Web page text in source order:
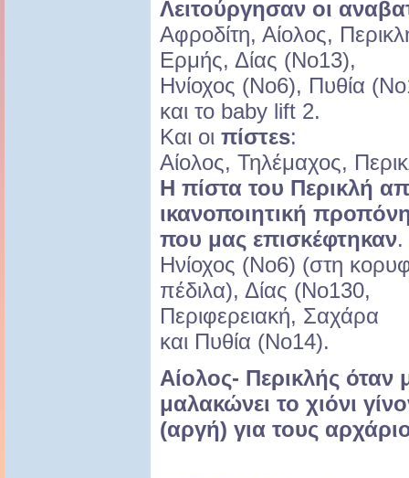
Λειτούργησαν οι
Αφροδίτη, Αίολος,
Ερμής, Δίας (Νο13),
Ηνίοχος (Νο6), Πυθία
και το baby lift 2.
Και οι πίστεs:
Αίολος, Τηλέμαχος,
Η πίστα του Περικλή
ικανοποιητική
που μας επισκέφτηκαν.
Ηνίοχος (Νο6) (στη
πέδιλα), Δίας (Νο130,
Περιφερειακή, Σαχάρα
και Πυθία (Νο14).
Αίολος- Περικλής όταν
μαλακώνει το χιόνι
(αργή) για τους